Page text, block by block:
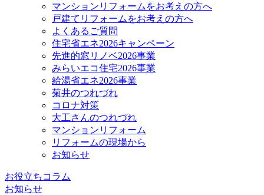
マンションリフォームをお考えの方へ
戸建てリフォームをお考えの方へ
よくあるご質問
住宅省エネ2026キャンペーン
先進的窓リノベ2026事業
みらいエコ住宅2026事業
給湯省エネ2026事業
菊井のつれづれ
コロナ対策
大工さんのつれづれ
マンションリフォーム
リフォームの現場から
お知らせ
お役立ちコラム
お知らせ